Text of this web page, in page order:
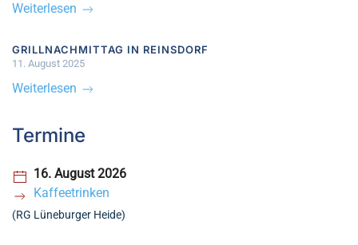
Weiterlesen
GRILLNACHMITTAG IN REINSDORF
11. August 2025
Weiterlesen
Termine
16. August 2026
Kaffeetrinken
(RG Lüneburger Heide)